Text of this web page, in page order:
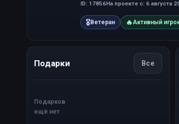
ID: 17856На проекте с: 6 августа
🎖Ветеран 🔥Активный
Подарки Все
Подарков
ещё нет